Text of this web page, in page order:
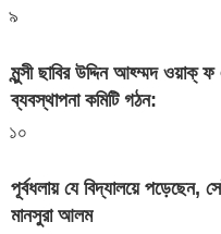
৯
মুন্সী ছাবির উদ্দিন আহ্ম্মদ ওয়াক্
ব্যবস্থাপনা কমিটি গঠন:
১০
পূর্বধলায় যে বিদ্যালয়ে পড়েছেন,
মানসুরা আলম